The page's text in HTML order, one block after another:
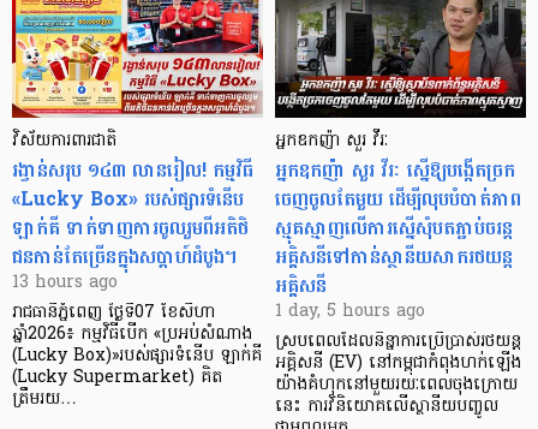
វិស័យការពារជាតិ
រង្វាន់សរុប ១៤៣ លានរៀល! កម្មវិធី
«Lucky Box» របស់ផ្សារទំនើប
ឡាក់គី ទាក់ទាញការចូលរួមពីអតិថិ
ជនកាន់តែច្រើនក្នុងសប្តាហ៍ដំបូង។
13 hours ago
រាជធានីភ្នំពេញ ថ្ងៃទី07 ខែសីហា
ឆ្នាំ2026៖ កម្មវិធីបើក «ប្រអប់សំណាង
(Lucky Box)»របស់ផ្សារទំនើប ឡាក់គី
(Lucky Supermarket) គិត
ត្រឹមរយ…
អ្នកឧកញ៉ា សួរ វីរៈ
អ្នកឧកញ៉ា សួរ វីរៈ ស្នើឱ្យបង្កើតច្រក
ចេញចូលតែមួយ ដើម្បីលុបបំបាត់ភាព
ស្មុគស្មាញលើការស្នើសុំបតភ្ជាប់ចរន្ត
អគ្គិសនីទៅកាន់ស្ថានីយសាករថយន្ត
អគ្គិសនី
1 day, 5 hours ago
ស្របពេលដែលនិន្នាការប្រើប្រាស់រថយន្ត
អគ្គិសនី (EV) នៅកម្ពុជាកំពុងហក់ឡើង
យ៉ាងគំហុកនៅមួយរយៈពេលចុងក្រោយ
នេះ ការវិនិយោគលើស្ថានីយបញ្ចូល